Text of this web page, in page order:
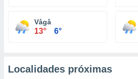
Vågå
13° 6°
Localidades próximas